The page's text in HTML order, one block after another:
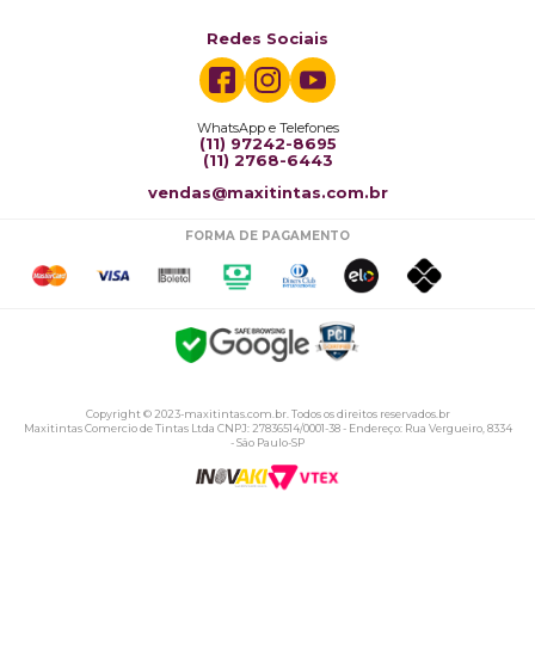
Redes Sociais
WhatsApp e Telefones
(11) 97242-8695
(11) 2768-6443
vendas@maxitintas.com.br
FORMA DE PAGAMENTO
Copyright © 2023-maxitintas.com.br. Todos os direitos reservados.br
Maxitintas Comercio de Tintas Ltda CNPJ: 27836514/0001-38 - Endereço: Rua Vergueiro, 8334
- São Paulo-SP